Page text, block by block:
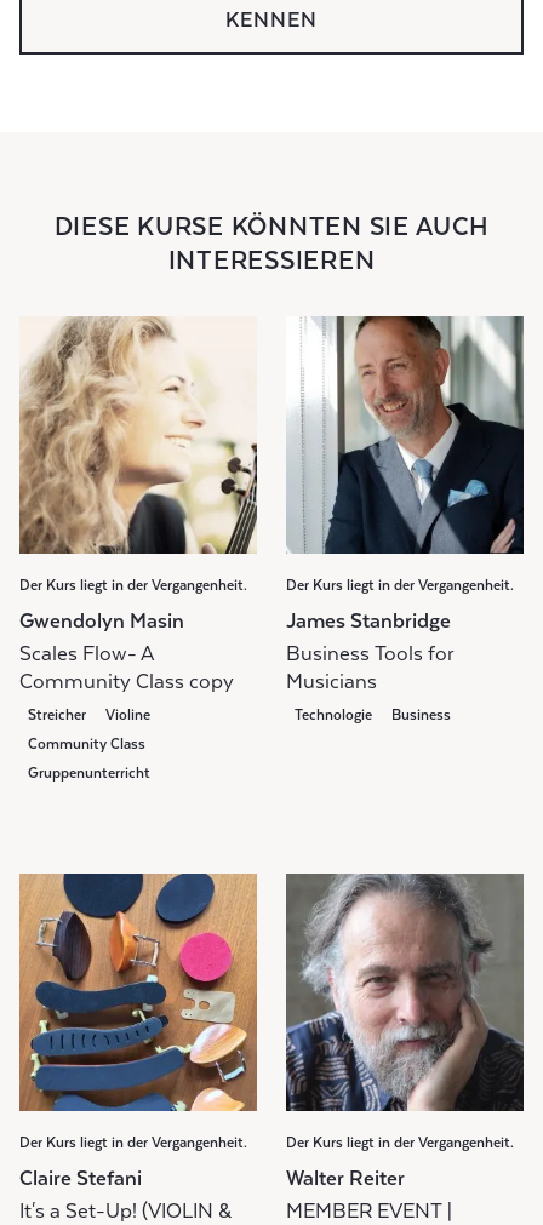
KENNEN
DIESE KURSE KÖNNTEN SIE AUCH
INTERESSIEREN
Der Kurs liegt in der Vergangenheit.
Gwendolyn Masin
Scales Flow- A
Community Class copy
Streicher
Violine
Community Class
Gruppenunterricht
Der Kurs liegt in der Vergangenheit.
James Stanbridge
Business Tools for
Musicians
Technologie Business
Der Kurs liegt in der Vergangenheit.
Claire Stefani
It's a Set-Up! (VIOLIN &
Der Kurs liegt in der Vergangenheit.
Walter Reiter
MEMBER EVENT |